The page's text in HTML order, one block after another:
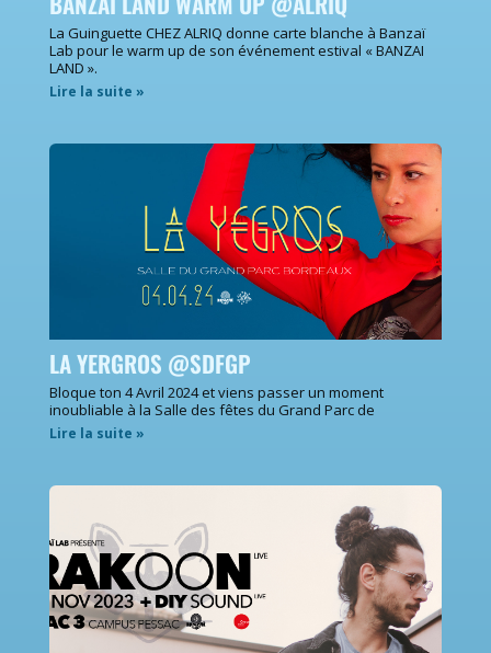
La Guinguette CHEZ ALRIQ donne carte blanche à Banzaï
Lab pour le warm up de son événement estival « BANZAI
LAND ».
Lire la suite »
LA YERGROS @SDFGP
Bloque ton 4 Avril 2024 et viens passer un moment
inoubliable à la Salle des fêtes du Grand Parc de
Lire la suite »